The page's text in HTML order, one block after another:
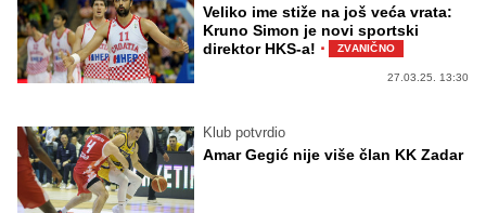
Veliko ime stiže na još veća vrata:
Kruno Simon je novi sportski
direktor HKS-a! · ZVANIČNO
27.03.25. 13:30
Klub potvrdio
Amar Gegić nije više član KK Zadar